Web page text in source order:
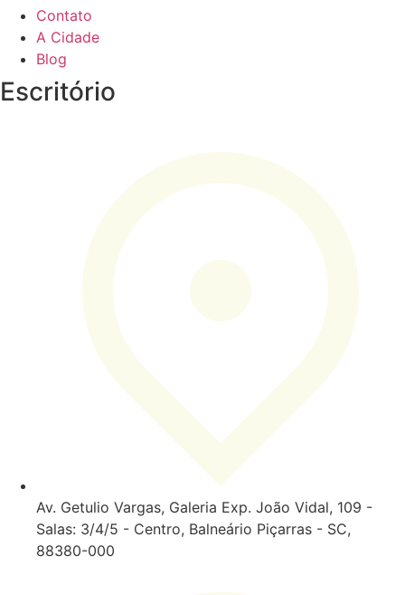
Contato
A Cidade
Blog
Escritório
Av. Getulio Vargas, Galeria Exp. João Vidal, 109 -
Salas: 3/4/5 - Centro, Balneário Piçarras - SC,
88380-000